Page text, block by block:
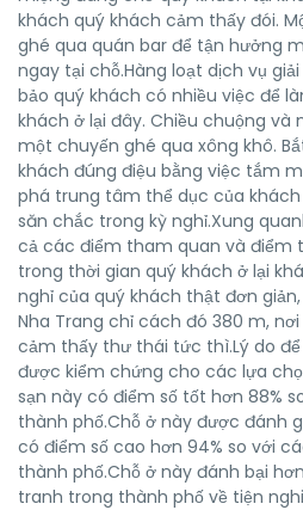
khách quý khách cảm thấy đói.
ghé qua quán bar để tận hưởng
ngay tại chỗ.Hàng loạt dịch vụ
bảo quý khách có nhiều việc để
khách ở lại đây. Chiều chuộng và
một chuyến ghé qua xông khô.
khách đúng điệu bằng việc tắm
phá trung tâm thể dục của khách
săn chắc trong kỳ nghỉ.Xung
cả các điểm tham quan và điểm
trong thời gian quý khách ở lại
nghỉ của quý khách thật đơn
Nha Trang chỉ cách đó 380 m,
cảm thấy thư thái tức thì.Lý do
được kiểm chứng cho các lựa
sạn này có điểm số tốt hơn 88%
thành phố.Chỗ ở này được đánh
có điểm số cao hơn 94% so với
thành phố.Chỗ ở này đánh bại
tranh trong thành phố về tiện